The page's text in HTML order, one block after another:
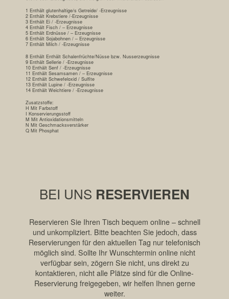
1 Enthält glutenhaltige/s Getreide/ -Erzeugnisse
2 Enthält Krebstiere /-Erzeugnisse
3 Enthält Ei / -Erzeugnisse
4 Enthält Fisch / – Erzeugnisse
5 Enthält Erdnüsse / – Erzeugnisse
6 Enthält Sojabohnen / – Erzeugnisse
7 Enthält Milch / -Erzeugnisse
8 Enthält Enthält Schalenfrüchte/Nüsse bzw. Nusserzeugnisse
9 Enthält Sellerie / -Erzeugnisse
10 Enthält Senf / -Erzeugnisse
11 Enthält Sesamsamen / – Erzeugnisse
12 Enthält Schwefeloxid / Sulfite
13 Enthält Lupine / -Erzeugnisse
14 Enthält Weichtiere / -Erzeugnisse
Zusatzstoffe:
H Mit Farbstoff
I Konservierungsstoff
M Mit Antioxidationsmitteln
N Mit Geschmacksverstärker
Q Mit Phosphat
BEI UNS RESERVIEREN
Reservieren Sie Ihren Tisch bequem online – schnell
und unkompliziert. Bitte beachten Sie jedoch, dass
Reservierungen für den aktuellen Tag nur telefonisch
möglich sind. Sollte Ihr Wunschtermin online nicht
verfügbar sein, zögern Sie nicht, uns direkt zu
kontaktieren, nicht alle Plätze sind für die Online-
Reservierung freigegeben, wir helfen Ihnen gerne
weiter.